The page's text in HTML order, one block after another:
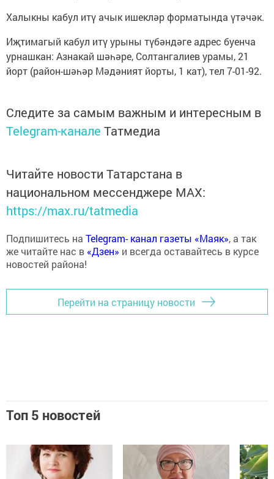
Халыкны кабул итү ачык ишекләр форматында үтәчәк.
Иҗтимагый кабул итү урыны түбәндәге адрес буенча
урнашкан: Азнакай шәһәре, Солтангалиев урамы, 21
йорт (район-шәһәр Мәдәният йорты, 1 кат), тел 7-01-92.
Следите за самым важным и интересным в
Telegram-канале Татмедиа
Читайте новости Татарстана в
национальном мессенджере MАХ:
https://max.ru/tatmedia
Подпишитесь на Telegram- канал газеты «Маяк», а так
же читайте нас в «Дзен» и всегда оставайтесь в курсе
новостей района!
Перейти на страницу новости
Топ 5 новостей